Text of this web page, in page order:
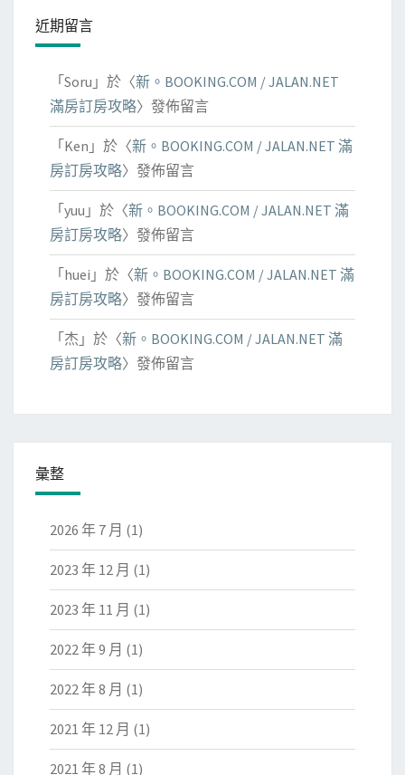
近期留言
「 Soru 」於〈新。BOOKING.COM / JALAN.NET
滿房訂房攻略〉發佈留言
「 Ken 」於〈新。BOOKING.COM / JALAN.NET 滿
房訂房攻略〉發佈留言
「 yuu 」於〈新。BOOKING.COM / JALAN.NET 滿
房訂房攻略〉發佈留言
「 huei 」於〈新。BOOKING.COM / JALAN.NET 滿
房訂房攻略〉發佈留言
「 杰 」於〈新。BOOKING.COM / JALAN.NET 滿
房訂房攻略〉發佈留言
彙整
2026 年 7 月 (1)
2023 年 12 月 (1)
2023 年 11 月 (1)
2022 年 9 月 (1)
2022 年 8 月 (1)
2021 年 12 月 (1)
2021 年 8 月 (1)